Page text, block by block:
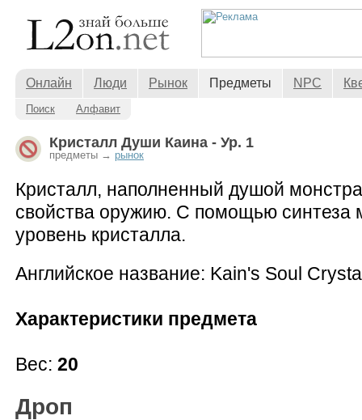
Онлайн Люди Рынок Предметы NPC
Поиск Алфавит
Кристалл Души Каина - Ур. 1
предметы → рынок
Кристалл, наполненный душой
свойства оружию. С помощью синтеза
уровень кристалла.
Английское название: Kain's Soul
Характеристики предмета
Вес: 20
Дроп